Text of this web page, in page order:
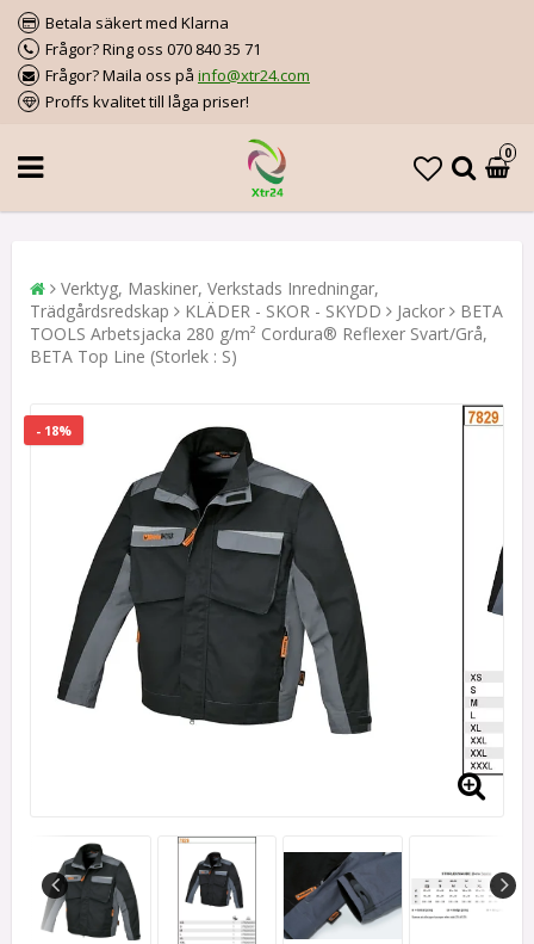
Betala säkert med Klarna
Frågor? Ring oss 070 840 35 71
Frågor? Maila oss på info@xtr24.com
Proffs kvalitet till låga priser!
0
Verktyg, Maskiner, Verkstads Inredningar,
Trädgårdsredskap
KLÄDER - SKOR - SKYDD Jackor
BETA
TOOLS Arbetsjacka 280 g/m² Cordura® Reflexer Svart/Grå,
BETA Top Line (Storlek : S)
- 18%